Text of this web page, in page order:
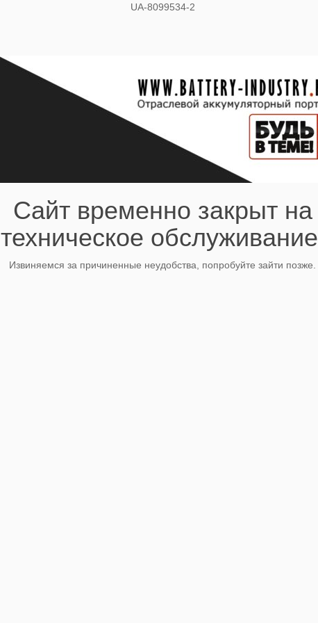
UA-8099534-2
Сайт временно закрыт на
техническое
Извиняемся за причиненные неудобства, попробуйте зайти позже.